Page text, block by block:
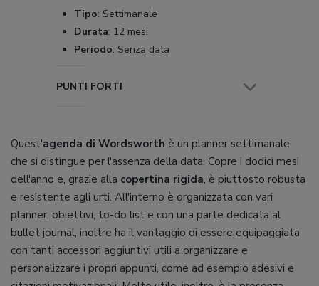
Tipo: Settimanale
Durata: 12 mesi
Periodo: Senza data
PUNTI FORTI
Quest'agenda di Wordsworth è un planner settimanale
che si distingue per l'assenza della data. Copre i dodici mesi
dell'anno e, grazie alla copertina rigida, è piuttosto robusta
e resistente agli urti. All'interno è organizzata con vari
planner, obiettivi, to-do list e con una parte dedicata al
bullet journal, inoltre ha il vantaggio di essere equipaggiata
con tanti accessori aggiuntivi utili a organizzare e
personalizzare i propri appunti, come ad esempio adesivi e